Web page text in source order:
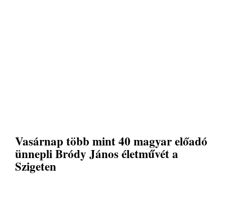
Vasárnap több mint 40 magyar előadó
ünnepli Bródy János életművét a
Szigeten